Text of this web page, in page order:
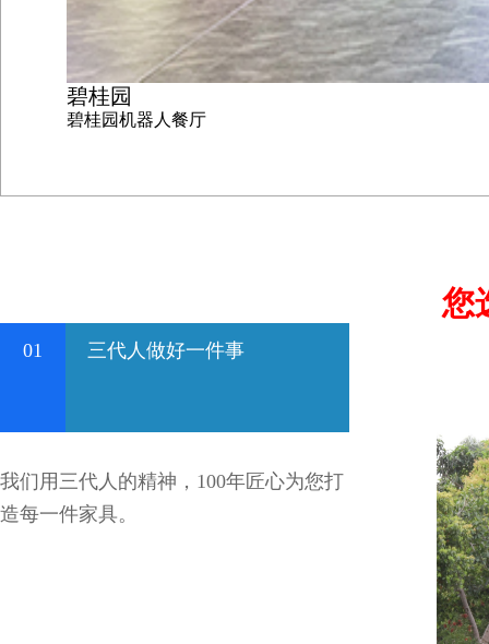
碧桂园
碧桂园机器人餐厅
您
01 三代人做好一件事
我们用三代人的精神，100年匠心为您打
造每一件家具。